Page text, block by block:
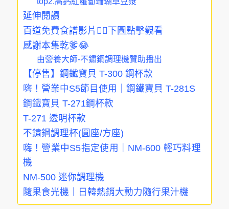
延伸閱讀
百道免費食譜影片👇🏻下圖點擊觀看
感謝本集乾爹😂
由營養大師-不鏽鋼調理機贊助播出
【停售】鋼鐵寶貝 T-300 鋼杯款
嗨！營業中S5節目使用｜鋼鐵寶貝 T-281S
鋼鐵寶貝 T-271鋼杯款
T-271 透明杯款
不鏽鋼調理杯(圓座/方座)
嗨！營業中S5指定使用｜NM-600 輕巧料理
機
NM-500 迷你調理機
隨果食光機｜日韓熱銷大動力隨行果汁機